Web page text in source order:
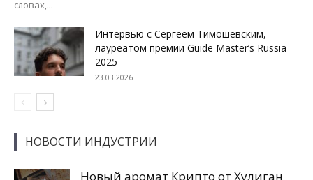
словах,...
Интервью с Сергеем Тимошевским,
лауреатом премии Guide Master’s Russia
2025
23.03.2026
НОВОСТИ ИНДУСТРИИ
Новый аромат Крипто от Хулиган